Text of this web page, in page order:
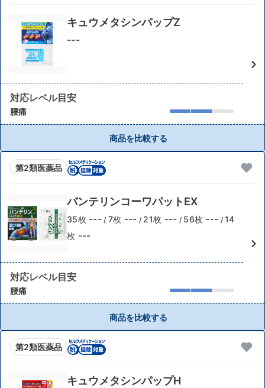
キュウメタシンパップZ
---
対応レベル目安
腰痛
商品を比較する
第2類医薬品
バンテリンコーワパットEX
35枚 --- / 7枚 --- / 21枚 --- / 56枚 --- / 14
枚 ---
対応レベル目安
腰痛
商品を比較する
第2類医薬品
キュウメタシンパップH